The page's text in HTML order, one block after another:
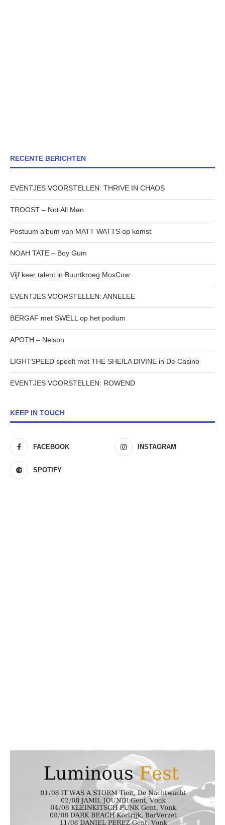
RECENTE BERICHTEN
EVENTJES VOORSTELLEN: THRIVE IN CHAOS
TROOST – Not All Men
Postuum album van MATT WATTS op komst
NOAH TATE – Boy Gum
Vijf keer talent in Buurtkroeg MosCow
EVENTJES VOORSTELLEN: ANNELEE
BERGAF met SWELL op het podium
APOTH – Nelson
LIGHTSPEED speelt met THE SHEILA DIVINE in De Casino
EVENTJES VOORSTELLEN: ROWEND
KEEP IN TOUCH
FACEBOOK INSTAGRAM
SPOTIFY